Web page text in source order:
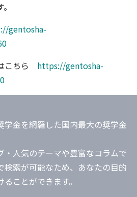
gentosha-
こちら https://gentosha-
学金を網羅した国内最大の奨学金
・人気のテーマや豊富なコラムで
検索が可能なため、あなたの目的
ことができます。